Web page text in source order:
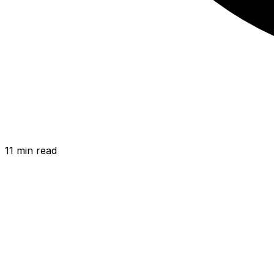
11 min read